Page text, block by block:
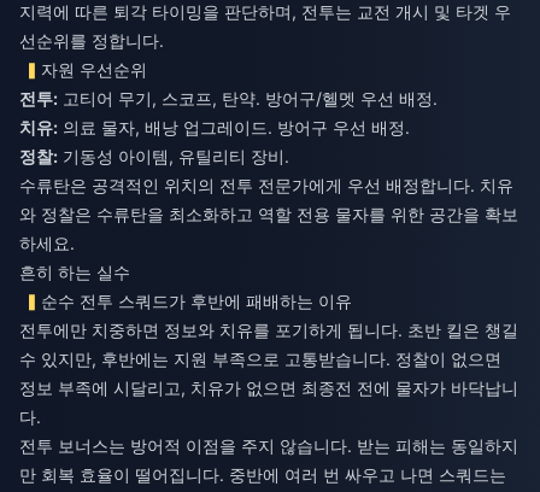
지력에 따른 퇴각 타이밍을 판단하며, 전투는 교전 개시 및 타겟 우
선순위를 정합니다.
자원 우선순위
전투:
치유:
정찰: 기동성 아이템, 유틸리티 장비.
수류탄은 공격적인 위치의 전투 전문가에게 우선 배정합니다. 치유
와 정찰은 수류탄을 최소화하고 역할 전용 물자를 위한 공간을 확보
하세요.
흔히 하는 실수
순수 전투 스쿼드가 후반에 패배하는 이유
전투에만 치중하면 정보와 치유를 포기하게 됩니다. 초반 킬은 챙길
수 있지만, 후반에는 지원 부족으로 고통받습니다. 정찰이 없으면
정보 부족에 시달리고, 치유가 없으면 최종전 전에 물자가 바닥납니
다.
전투 보너스는 방어적 이점을 주지 않습니다. 받는 피해는 동일하지
만 회복 효율이 떨어집니다. 중반에 여러 번 싸우고 나면 스쿼드는